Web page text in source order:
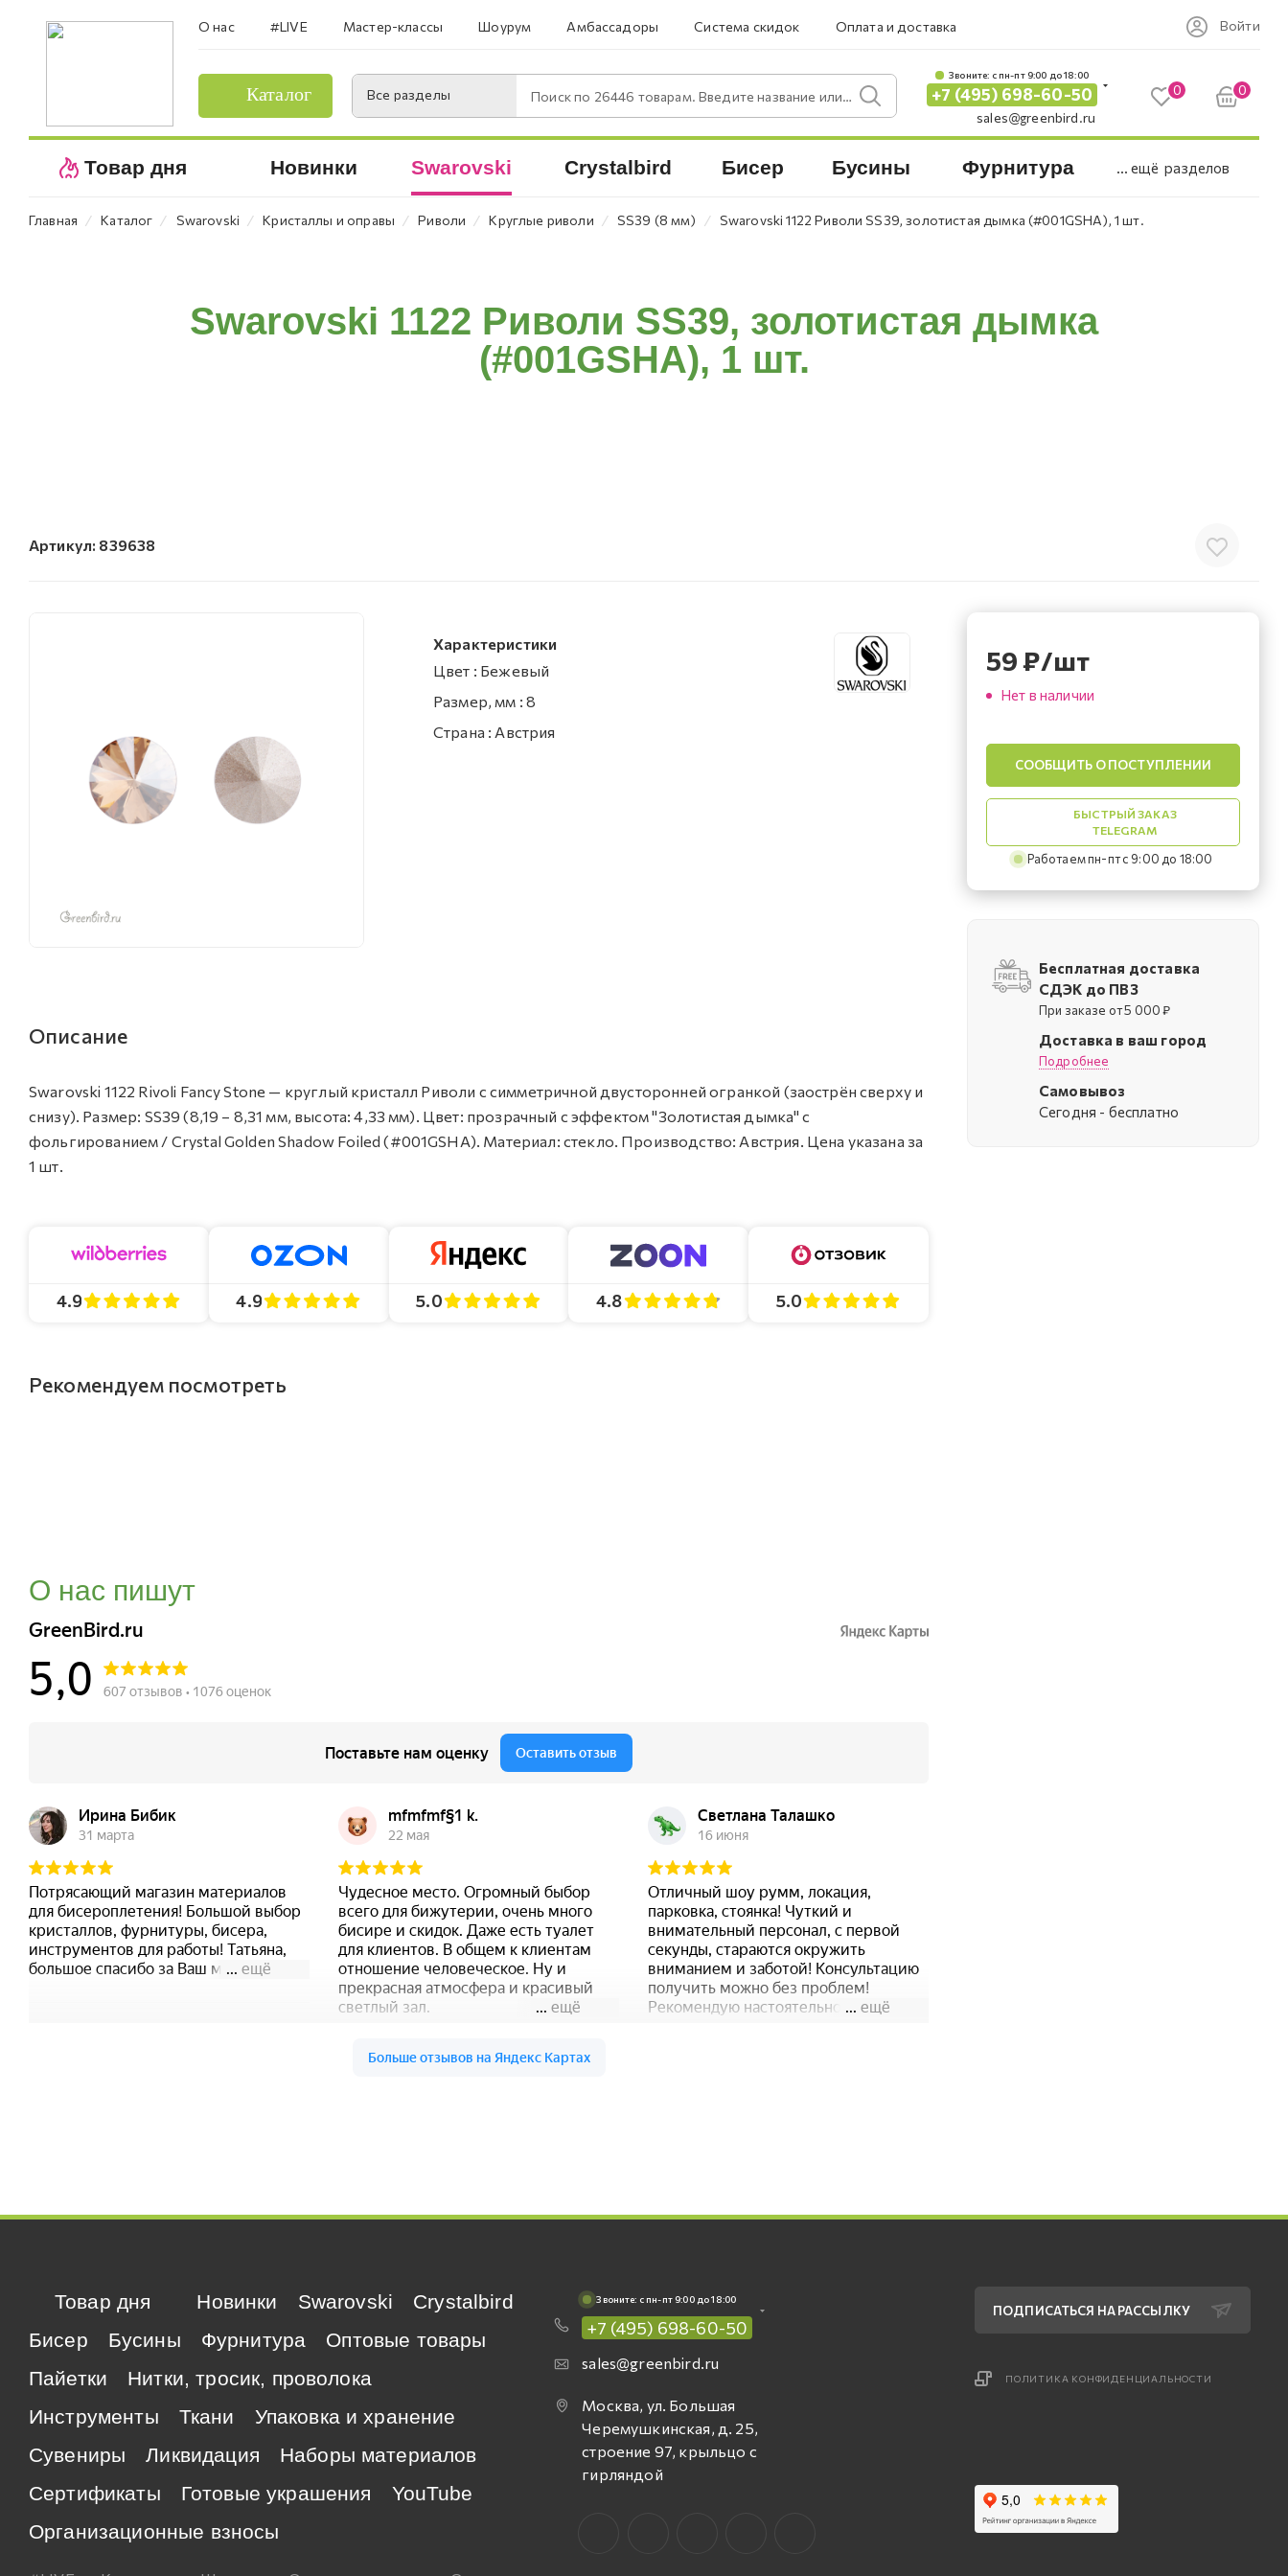
О нас #LIVE Мастер-классы Шоурум Амбассадоры Система скидок Оплата и доставка Войти
Каталог Все разделы Поиск по 26446 товарам. Введите название или артикул.
Звоните: c пн-пт 9:00 до 18:00
+7 (495) 698-60-50
sales@greenbird.ru
0 0
Товар дня Новинки Swarovski Crystalbird Бисер Бусины Фурнитура ... ещё разделов
Главная ⁄ Каталог ⁄ Swarovski ⁄ Кристаллы и оправы ⁄ Риволи ⁄ Круглые риволи ⁄ SS39 (8 мм) ⁄ Swarovski 1122 Риволи SS39, золотистая дымка (#001GSHA), 1 шт.
Swarovski 1122 Риволи SS39, золотистая дымка
(#001GSHA), 1 шт.
Артикул: 839638
Характеристики
Цвет : Бежевый
Размер, мм : 8
Страна : Австрия
Описание
Swarovski 1122 Rivoli Fancy Stone — круглый кристалл Риволи с симметричной двусторонней огранкой (заострён сверху и
снизу). Размер: SS39 (8,19 – 8,31 мм, высота: 4,33 мм). Цвет: прозрачный с эффектом "Золотистая дымка" с
фольгированием / Crystal Golden Shadow Foiled (#001GSHA). Материал: стекло. Производство: Австрия. Цена указана за
1 шт.
4.9 4.9 5.0 4.8 5.0
Рекомендуем посмотреть
О нас пишут
59₽/шт
Нет в наличии
СООБЩИТЬ О ПОСТУПЛЕНИИ
БЫСТРЫЙ ЗАКАЗ
TELEGRAM
Работаем пн-пт с 9:00 до 18:00
Бесплатная доставка
СДЭК до ПВЗ
При заказе от 5 000 ₽
Доставка в ваш город
Подробнее
Самовывоз
Cегодня - бесплатно
Товар дня Новинки Swarovski
Crystalbird
Бисер
Бусины Фурнитура
Оптовые товары
Пайетки
Нитки, тросик, проволока
Инструменты
Ткани
Упаковка и хранение
Сувениры
Ликвидация
Наборы материалов
Сертификаты
Готовые украшения
YouTube
Организационные взносы
Звоните: c пн-пт 9:00 до 18:00
+7 (495) 698-60-50
sales@greenbird.ru
Москва, ул. Большая
Черемушкинская, д. 25,
строение 97, крыльцо с
гирляндой
ПОДПИСАТЬСЯ НА РАССЫЛКУ
ПОЛИТИКА КОНФИДЕНЦИАЛЬНОСТИ